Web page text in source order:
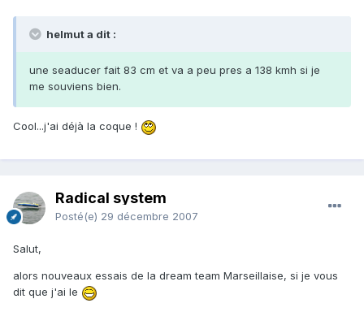
helmut a dit :
une seaducer fait 83 cm et va a peu pres a 138 kmh si je
me souviens bien.
Cool...j'ai déjà la coque !
Radical system
Posté(e) 29 décembre 2007
Salut,
alors nouveaux essais de la dream team Marseillaise, si je vous
dit que j'ai le